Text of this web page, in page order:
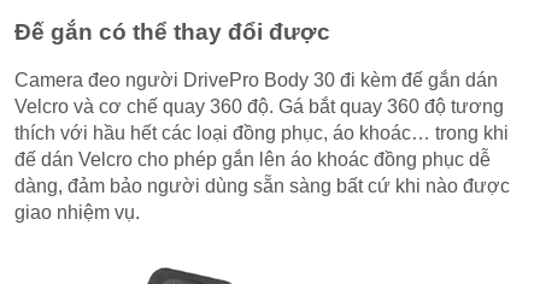
Đế gắn có thể thay đổi được
Camera đeo người DrivePro Body 30 đi kèm đế gắn dán
Velcro và cơ chế quay 360 độ. Gá bắt quay 360 độ tương
thích với hầu hết các loại đồng phục, áo khoác… trong khi
đế dán Velcro cho phép gắn lên áo khoác đồng phục dễ
dàng, đảm bảo người dùng sẵn sàng bất cứ khi nào được
giao nhiệm vụ.